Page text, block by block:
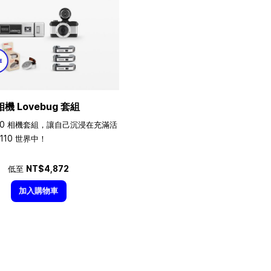
機 Lovebug 套組
相機套組，讓自己沉浸在充滿活
世界中！
低至 NT$4,872
加入購物車